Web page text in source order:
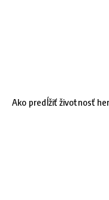
Ako predĺžiť životnosť